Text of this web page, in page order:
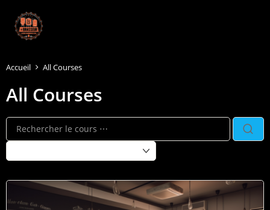
Accueil All Courses
All Courses